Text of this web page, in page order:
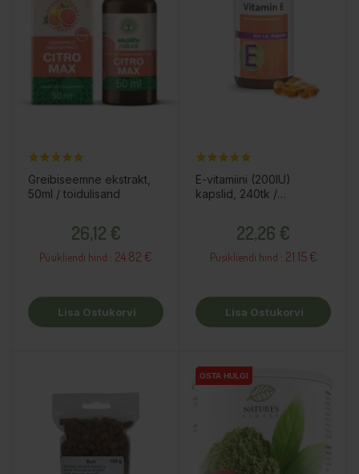
Greibiseemne ekstrakt,
50ml / toidulisand
26,12 €
Püsikliendi hind : 24.82 €
Lisa Ostukorvi
E-vitamiini (200IU)
kapslid, 240tk /
22,26 €
Püsikliendi hind : 21.15 €
Lisa Ostukorvi
OSTA HULGI
OSTA HULGI